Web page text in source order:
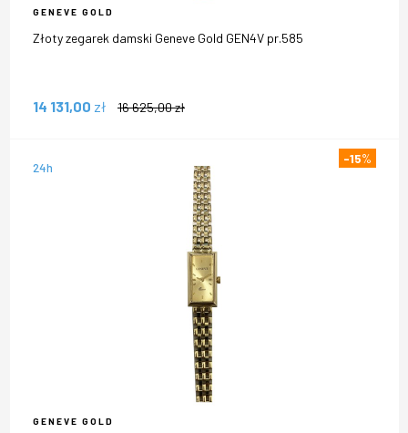
GENEVE GOLD
Złoty zegarek damski Geneve Gold GEN4V pr.585
14 131,00 zł 16 625,00zł
24h
-15%
GENEVE GOLD